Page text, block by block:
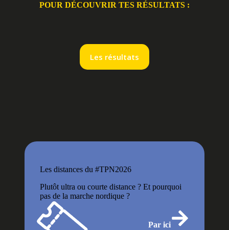
POUR DÉCOUVRIR TES RÉSULTATS :
Les résultats
Les distances du #TPN2026
Plutôt ultra ou courte distance ? Et pourquoi
pas de la marche nordique ?
Par ici